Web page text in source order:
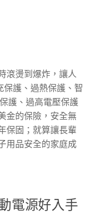
滾燙到爆炸，讓人
保護、過熱保護、智
護、過高電壓保護
金的保險，安全無
保固；就算讓長輩
用品安全的家庭成
電源好入手